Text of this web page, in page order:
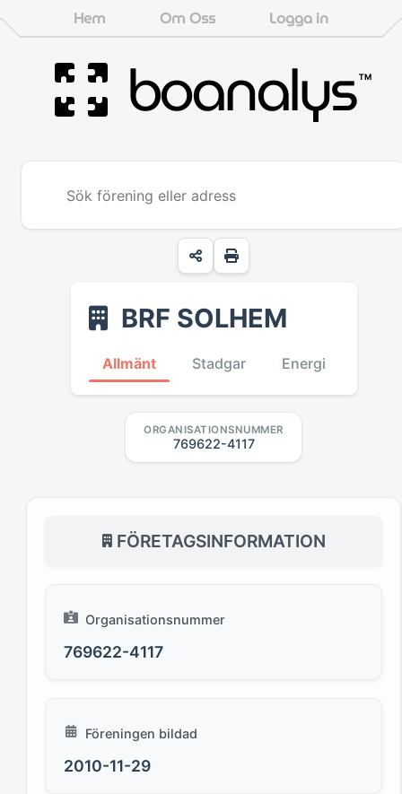
Hem Om Oss Logga in
boanalys™
BRF SOLHEM
Allmänt Stadgar Energi
ORGANISATIONSNUMMER
769622-4117
FÖRETAGSINFORMATION
Organisationsnummer
769622-4117
Föreningen bildad
2010-11-29